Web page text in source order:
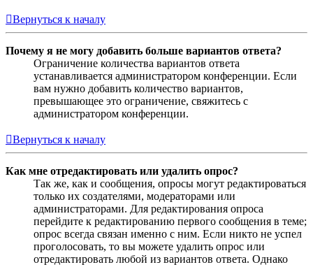
Вернуться к началу
Почему я не могу добавить больше вариантов ответа?
Ограничение количества вариантов ответа
устанавливается администратором конференции. Если
вам нужно добавить количество вариантов,
превышающее это ограничение, свяжитесь с
администратором конференции.
Вернуться к началу
Как мне отредактировать или удалить опрос?
Так же, как и сообщения, опросы могут редактироваться
только их создателями, модераторами или
администраторами. Для редактирования опроса
перейдите к редактированию первого сообщения в теме;
опрос всегда связан именно с ним. Если никто не успел
проголосовать, то вы можете удалить опрос или
отредактировать любой из вариантов ответа. Однако